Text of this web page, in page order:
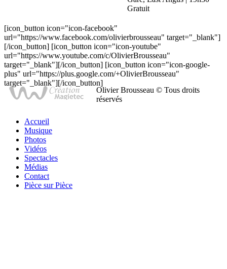
Gratuit
[icon_button icon="icon-facebook"
url="https://www.facebook.com/olivierbrousseau" target="_blank"]
[/icon_button] [icon_button icon="icon-youtube"
url="https://www.youtube.com/c/OlivierBrousseau"
target="_blank"][/icon_button] [icon_button icon="icon-google-
plus" url="https://plus.google.com/+OlivierBrousseau"
target="_blank"][/icon_button]
Olivier Brousseau © Tous droits
réservés
Accueil
Musique
Photos
Vidéos
Spectacles
Médias
Contact
Pièce sur Pièce